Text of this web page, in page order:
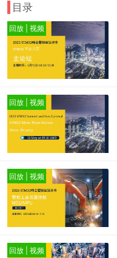
峰会简介
STM32峰会迄今已成功举
集了众多全球生态合作伙伴
案及各类终端产品。
“STM32 释放你的创造
旨在展示意法半导体多样化
绕智能工业与高性能MCU/
工智能与信息安全四个领域
以及丰富多彩的Demo演示
验，还能亲身动手操作，深
技术、产品、以及工具。
峰会第二天，STM32粉
提供丰富多样的奖品，以及
目录
回放 | 视频
回放 | 视频
回放 | 视频
回放 | 视频